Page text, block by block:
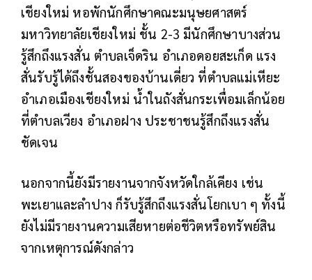
เชียงใหม่ หอพักนักศึกษาคณะมนุษยศาสตร์
มหาวิทยาลัยเชียงใหม่ ชั้น 2-3 มีนักศึกษาบางส่วน
รู้สึกถึงแรงสั่น ตำบลเจ็ดริน อำเภอดอยสะเก็ด แรง
สั่นรับรู้ได้ถึงชั้นสองของบ้านเดี่ยว ที่ตำบลแม่เหียะ
อำเภอเมืองเชียงใหม่ น้ำในถังสั่นกระเพื่อมเล็กน้อย
ที่ตำบลเวียง อำเภอฝาง ประชาชนรู้สึกถึงแรงสั่น
ชัดเจน
นอกจากนี้ยังมีรายงานจากจังหวัดใกล้เคียง เช่น
พะเยาและลำปาง ก็รับรู้สึกถึงแรงสั่นโยกเบา ๆ ทั้งนี้
ยังไม่มีรายงานความเสียหายต่อชีวิตหรือทรัพย์สิน
จากเหตุการณ์ดังกล่าว